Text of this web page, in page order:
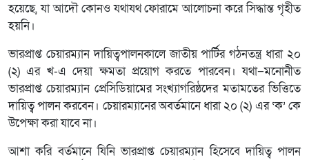
হয়েছে, যা আদৌ কোনও যথাযথ ফোরামে আলোচনা করে সিদ্ধান্ত গৃহীত
হয়নি।
ভারপ্রাপ্ত চেয়ারম্যান দায়িত্বপালনকালে জাতীয় পার্টির গঠনতন্ত্র ধারা ২০
(২) এর খ-এ দেয়া ক্ষমতা প্রয়োগ করতে পারবেন। যথা−মনোনীত
ভারপ্রাপ্ত চেয়ারম্যান প্রেসিডিয়ামের সংখ্যাগরিষ্ঠদের মতামতের ভিত্তিতে
দায়িত্ব পালন করবেন। চেয়ারম্যানের অবর্তমানে ধারা ২০ (২) এর ‘ক’ কে
উপেক্ষা করা যাবে না।
আশা করি বর্তমানে যিনি ভারপ্রাপ্ত চেয়ারম্যান হিসেবে দায়িত্ব পালন